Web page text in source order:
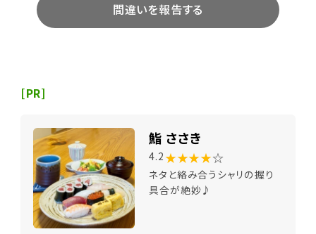
間違いを報告する
[PR]
鮨 ささき
4.2 ★★★★☆
ネタと絡み合うシャリの握り
具合が絶妙♪